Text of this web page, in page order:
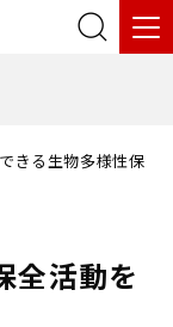
きる生物多様性保
全活動を